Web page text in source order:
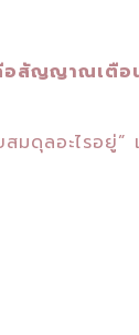
สัญญาณเตือ
ดุลอะไรอยู่”